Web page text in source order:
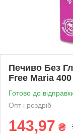
Печиво Без
Free Maria 400
Готово до
Опт і роздріб
143,97 ₴